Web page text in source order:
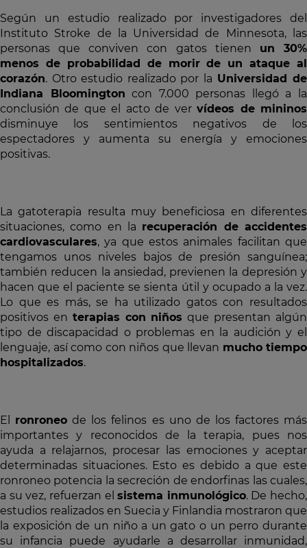
Según un estudio realizado por investigadores del
Instituto Stroke de la Universidad de Minnesota, las
personas que conviven con gatos tienen un 30%
menos de probabilidad de morir de un ataque al
corazón. Otro estudio realizado por la Universidad de
Indiana Bloomington con 7.000 personas llegó a la
conclusión de que el acto de vervídeos de mininos
disminuye los sentimientos negativos de los
espectadores y aumenta su energía y emociones
positivas.
La gatoterapia resulta muy beneficiosa en diferentes
situaciones, como en la recuperación de accidentes
cardiovasculares, ya que estos animales facilitan que
tengamos unos niveles bajos de presión sanguínea;
también reducen la ansiedad, previenen la depresión y
hacen que el paciente se sienta útil y ocupado a la vez.
Lo que es más, se ha utilizado gatos con resultados
positivos en terapias con niños que presentan algún
tipo de discapacidad o problemas en la audición y el
lenguaje, así como con niños que llevan mucho tiempo
hospitalizados.
El ronroneo de los felinos es uno de los factores más
importantes y reconocidos de la terapia, pues nos
ayuda a relajarnos, procesar las emociones y aceptar
determinadas situaciones. Esto es debido a que este
ronroneo potencia la secreción de endorfinas las cuales,
a su vez, refuerzan elsistema inmunológico. De hecho,
estudios realizados en Suecia y Finlandia mostraron que
la exposición de un niño a un gato o un perro durante
su infancia puede ayudarle a desarrollar inmunidad,